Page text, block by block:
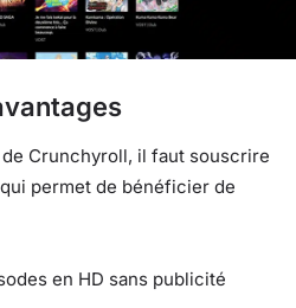
Crunchyroll, il faut souscrire
permet de bénéficier de
en HD sans publicité